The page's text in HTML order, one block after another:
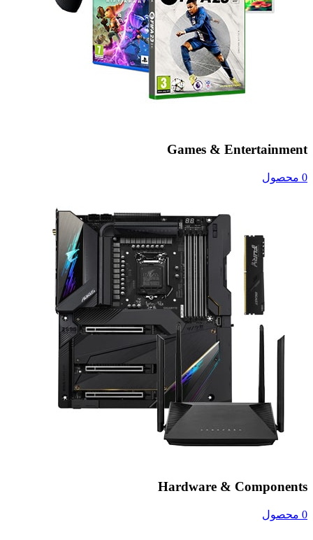
Games & Entertainment
0 محصول
Hardware & Components
0 محصول